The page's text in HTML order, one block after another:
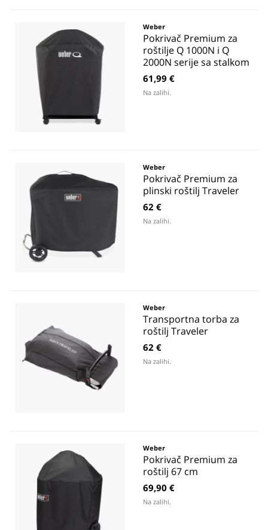
Weber
Pokrivač Premium za
roštilje Q 1000N i Q
2000N serije sa stalkom
61,99 €
Na zalihi.
Weber
Pokrivač Premium za
plinski roštilj Traveler
62 €
Na zalihi.
Weber
Transportna torba za
roštilj Traveler
62 €
Na zalihi.
Weber
Pokrivač Premium za
roštilj 67 cm
69,90 €
Na zalihi.